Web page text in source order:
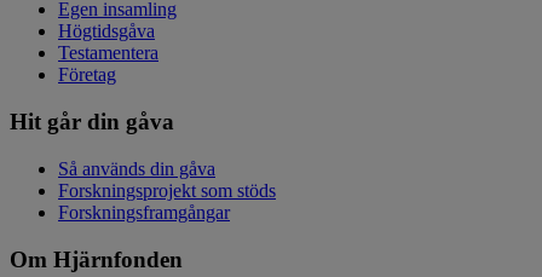
Egen insamling
Högtidsgåva
Testamentera
Företag
Hit går din gåva
Så används din gåva
Forskningsprojekt som stöds
Forskningsframgångar
Om Hjärnfonden